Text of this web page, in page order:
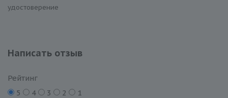
удостоверение
Написать отзыв
Рейтинг
5
4 3 2 1